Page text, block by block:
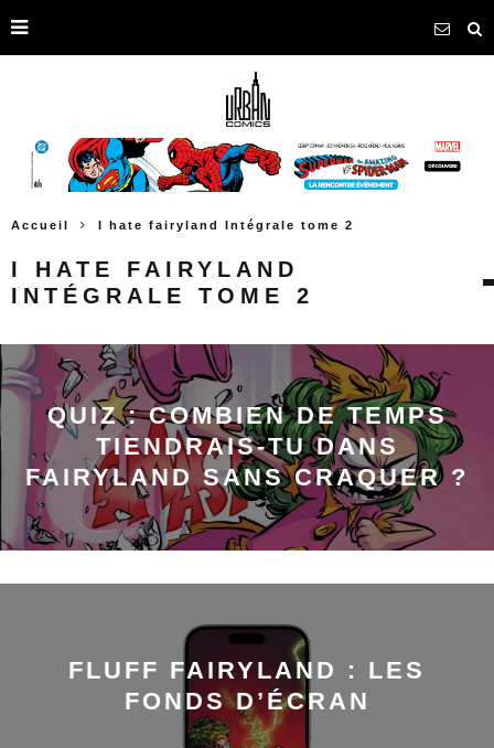
Accueil I hate fairyland Intégrale tome 2
I HATE FAIRYLAND
INTÉGRALE TOME 2
QUIZ : COMBIEN DE TEMPS
TIENDRAIS-TU DANS
FAIRYLAND SANS CRAQUER ?
FLUFF FAIRYLAND : LES
FONDS D’ÉCRAN